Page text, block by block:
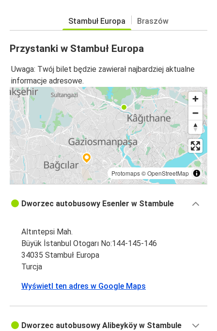
Stambuł Europa Braszów
Przystanki w Stambuł Europa
Uwaga: Twój bilet będzie zawierał najbardziej aktualne
informacje adresowe.
Protomaps©OpenStreetMap
Dworzec autobusowy Esenler w Stambule
Altıntepsi Mah.
Büyük İstanbul Otogarı No:144-145-146
34035 Stambuł Europa
Turcja
Wyświetl ten adres w Google Maps
Dworzec autobusowy Alibeyköy w Stambule